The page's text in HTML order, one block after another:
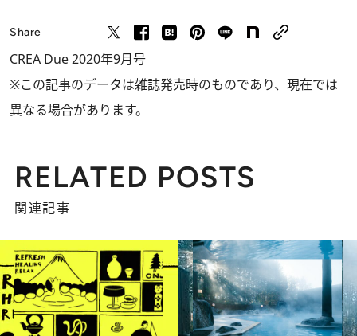
Share
CREA Due 2020年9月号
※この記事のデータは雑誌発売時のものであり、現在では
異なる場合があります。
RELATED POSTS
関連記事